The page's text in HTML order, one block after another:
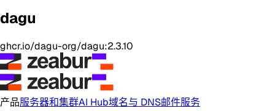
dagu
ghcr.io/dagu-org/dagu:2.3.10
产品服务器和集群AI Hub域名与 DNS邮件服务